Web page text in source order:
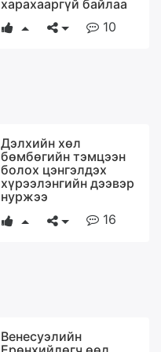
харахааргүй байлаа
10
Дэлхийн хөл
бөмбөгийн тэмцээн
болох цэнгэлдэх
хүрээлэнгийн дээвэр
нуржээ
16
Венесуэлийн